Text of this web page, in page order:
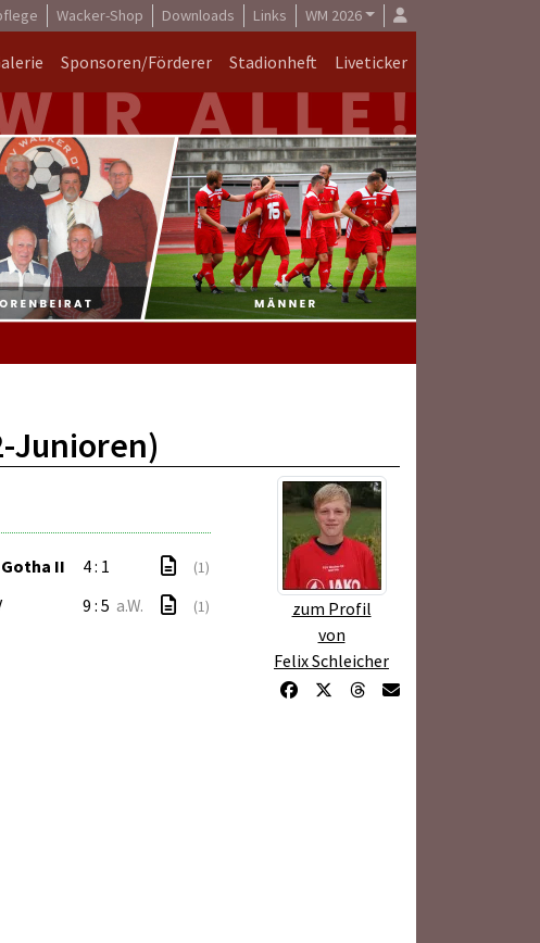
Wacker-Shop Downloads Links WM 2026
Sponsoren/Förderer Stadionheft Liveticker
Junioren)
zum Profil
von
Felix Schleicher
Gotha II 4 : 1 (1)
9 : 5 a.W. (1)